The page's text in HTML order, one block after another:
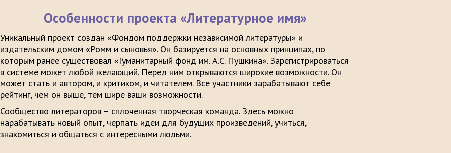
Особенности проекта «Литературное имя»
Уникальный проект создан «Фондом поддержки независимой литературы» и
издательским домом «Ромм и сыновья». Он базируется на основных принципах, по
которым ранее существовал «Гуманитарный фонд им. А.С. Пушкина». Зарегистрироваться
в системе может любой желающий. Перед ним открываются широкие возможности. Он
может стать и автором, и критиком, и читателем. Все участники зарабатывают себе
рейтинг, чем он выше, тем шире ваши возможности.
Сообщество литераторов – сплоченная творческая команда. Здесь можно
нарабатывать новый опыт, черпать идеи для будущих произведений, учиться,
знакомиться и общаться с интересными людьми.